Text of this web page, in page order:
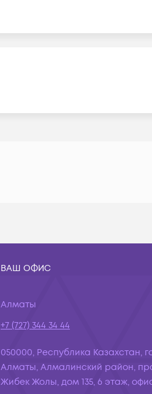
ВАШ ОФИС
Алматы
+7 (727) 344 34 44
050000, Республика Казахстан,
Алматы, Алмалинский район,
Жибек Жолы, дом 135, 6 этаж,